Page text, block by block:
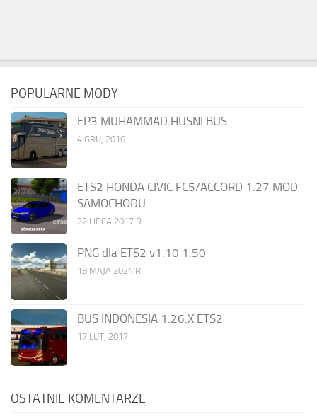
POPULARNE MODY
EP3 MUHAMMAD HUSNI BUS
4 GRU, 2016
ETS2 HONDA CIVIC FC5/ACCORD 1.27 MOD
SAMOCHODU
22 LIPCA 2017 R.
PNG dla ETS2 v1.10 1.50
18 MAJA 2024 R.
BUS INDONESIA 1.26.X ETS2
17 LUT, 2017
OSTATNIE KOMENTARZE